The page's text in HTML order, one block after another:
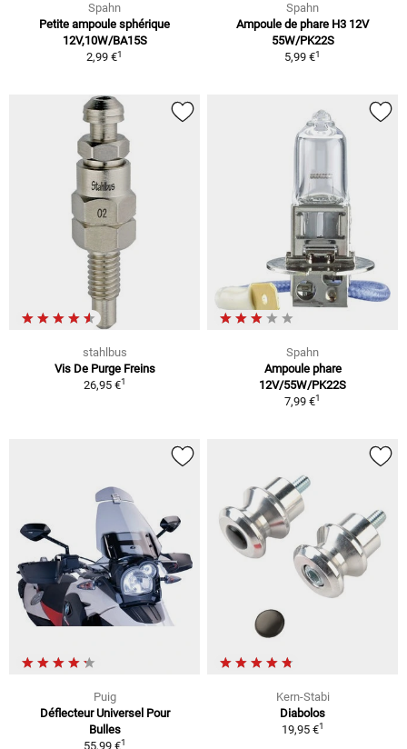
Spahn
Petite ampoule sphérique
12V,10W/BA15S
2,99 €1
Spahn
Ampoule de phare H3 12V
55W/PK22S
5,99 €1
stahlbus
Vis De Purge Freins
26,95 €1
Spahn
Ampoule phare
12V/55W/PK22S
7,99 €1
Puig
Déflecteur Universel Pour
Bulles
55,99 €1
Kern-Stabi
Diabolos
19,95 €1